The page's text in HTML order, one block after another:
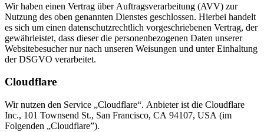
Wir haben einen Vertrag über Auftragsverarbeitung (AVV) zur
Nutzung des oben genannten Dienstes geschlossen. Hierbei handelt
es sich um einen datenschutzrechtlich vorgeschriebenen Vertrag, der
gewährleistet, dass dieser die personenbezogenen Daten unserer
Websitebesucher nur nach unseren Weisungen und unter Einhaltung
der DSGVO verarbeitet.
Cloudflare
Wir nutzen den Service „Cloudflare“. Anbieter ist die Cloudflare
Inc., 101 Townsend St., San Francisco, CA 94107, USA (im
Folgenden „Cloudflare”).